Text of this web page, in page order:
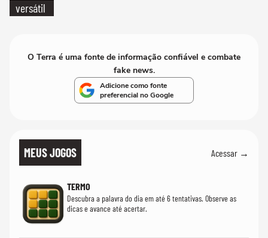
versátil
O Terra é uma fonte de informação confiável e combate
fake news.
Adicione como fonte
preferencial no Google
MEUS JOGOS Acessar →
TERMO
Descubra a palavra do dia em até 6 tentativas. Observe as
dicas e avance até acertar.